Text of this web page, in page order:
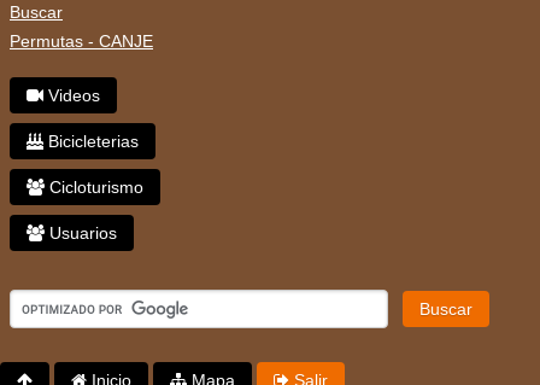
Buscar
Permutas - CANJE
Videos
Bicicleterias
Cicloturismo
Usuarios
Buscar
Inicio Mapa Salir